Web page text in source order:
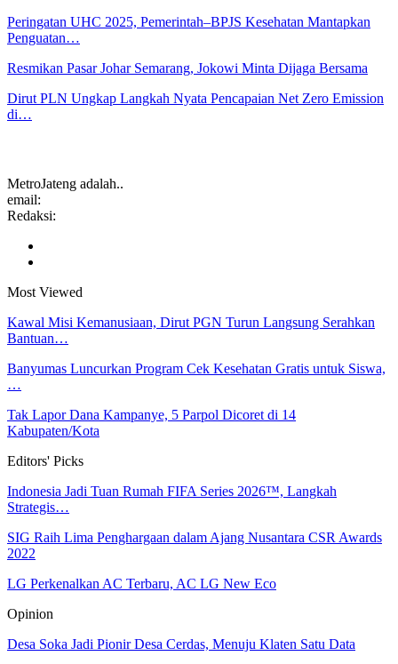
Peringatan UHC 2025, Pemerintah–BPJS Kesehatan Mantapkan
Penguatan…
Resmikan Pasar Johar Semarang, Jokowi Minta Dijaga Bersama
Dirut PLN Ungkap Langkah Nyata Pencapaian Net Zero Emission
di…
MetroJateng adalah..
email:
Redaksi:
Most Viewed
Kawal Misi Kemanusiaan, Dirut PGN Turun Langsung Serahkan
Bantuan…
Banyumas Luncurkan Program Cek Kesehatan Gratis untuk Siswa,
…
Tak Lapor Dana Kampanye, 5 Parpol Dicoret di 14
Kabupaten/Kota
Editors' Picks
Indonesia Jadi Tuan Rumah FIFA Series 2026™, Langkah
Strategis…
SIG Raih Lima Penghargaan dalam Ajang Nusantara CSR Awards
2022
LG Perkenalkan AC Terbaru, AC LG New Eco
Opinion
Desa Soka Jadi Pionir Desa Cerdas, Menuju Klaten Satu Data